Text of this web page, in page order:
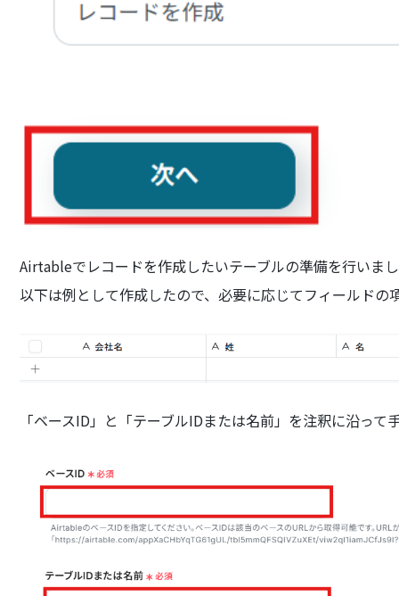
Airtableでレコードを作成したいテーブルの準備を行いま
以下は例として作成したので、必要に応じてフィールド
「ベースID」と「テーブルIDまたは名前」を注釈に沿って